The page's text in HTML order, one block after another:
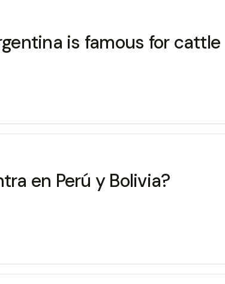
is famous for cattle
en Perú y Bolivia?